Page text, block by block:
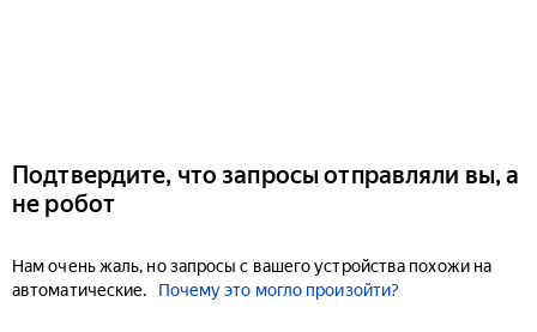
Подтвердите, что запросы отправляли вы, а
не робот
Нам очень жаль, но запросы с вашего устройства похожи на
автоматические.
Почему это могло произойти?